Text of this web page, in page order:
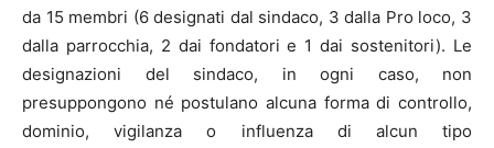
da 15 membri (6 designati dal sindaco, 3 dalla Pro loco, 3
dalla parrocchia, 2 dai fondatori e 1 dai sostenitori). Le
designazioni del sindaco, in ogni caso, non
presuppongono né postulano alcuna forma di controllo,
dominio, vigilanza o influenza di alcun tipo